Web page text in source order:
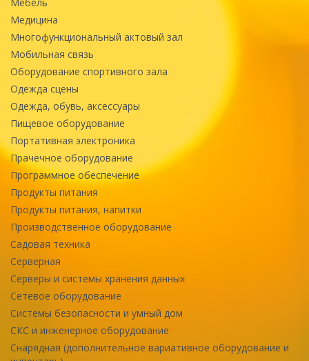
Медицина
Многофункциональный актовый зал
Мобильная связь
Оборудование спортивного зала
Одежда сцены
Одежда, обувь, аксессуары
Пищевое оборудование
Портативная электроника
Прачечное оборудование
Программное обеспечение
Продукты питания
Продукты питания, напитки
Производственное оборудование
Садовая техника
Серверная
Серверы и системы хранения данных
Сетевое оборудование
Системы безопасности и умный дом
СКС и инженерное оборудование
Снарядная (дополнительное вариативное оборудование и